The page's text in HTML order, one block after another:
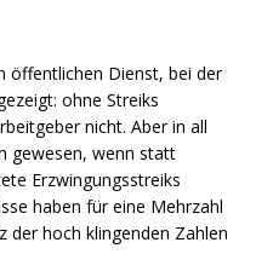
öffentlichen Dienst, bei der
ohne Streiks
nicht. Aber in all
gewesen, wenn statt
Erzwingungsstreiks
haben für eine Mehrzahl
der hoch klingenden Zahlen